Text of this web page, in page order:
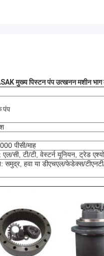
मुख्य पिस्टन पंप उत्खनन मशीन भाग
पंप
पीसी/माह
सी, टी/टी, वेस्टर्न यूनियन, ट्रेड
समुद्र, हवा या डीएचएल/फेडेक्स/